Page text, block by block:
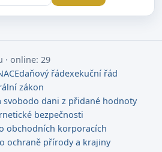
· online: 29
daňový řádexekuční řád
zákon
svobodo dani z přidané hodnoty
bezpečnosti
obchodních korporacích
o ochraně přírody a krajiny